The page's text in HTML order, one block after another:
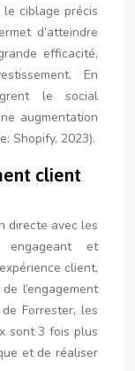
ciblage précis
d’atteindre
efficacité,
En
le social
augmentation
Shopify, 2023).
client
directe avec les
et
client,
l’engagement
Forrester, les
sont 3 fois plus
et de réaliser